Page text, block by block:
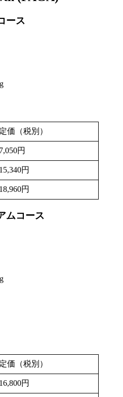
ース
定価（税別）
7,050円
15,340円
18,960円
ムコース
定価（税別）
16,800円